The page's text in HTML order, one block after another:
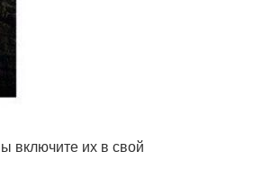
включите их в свой